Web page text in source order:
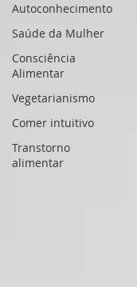
Autoconhecimento
Saúde da Mulher
Consciência
Alimentar
Vegetarianismo
Comer intuitivo
Transtorno
alimentar